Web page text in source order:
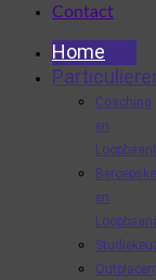
Contact
Home
Coaching
en
en